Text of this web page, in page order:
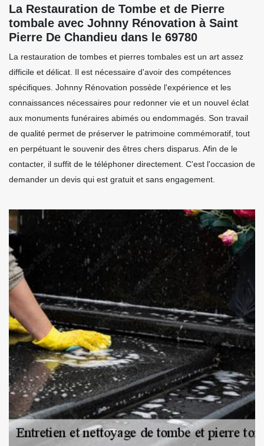
La Restauration de Tombe et de Pierre
tombale avec Johnny Rénovation à Saint
Pierre De Chandieu dans le 69780
La restauration de tombes et pierres tombales est un art assez
difficile et délicat. Il est nécessaire d'avoir des compétences
spécifiques. Johnny Rénovation possède l'expérience et les
connaissances nécessaires pour redonner vie et un nouvel éclat
aux monuments funéraires abimés ou endommagés. Son travail
de qualité permet de préserver le patrimoine commémoratif, tout
en perpétuant le souvenir des êtres chers disparus. Afin de le
contacter, il suffit de le téléphoner directement. C'est l'occasion de
demander un devis qui est gratuit et sans engagement.